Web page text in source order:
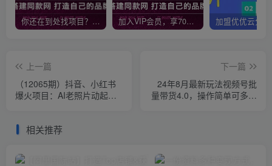
你还在到处找项目？还在当韭菜？我靠网创资源站一个月收入5万+，曾经我也是个失败者。 加入VIP会员，享70%的推广提成，免费学习多种网上创业课程，菜鸟秒变大神！
上一篇
（12065期）抖音、小红书
爆火项目：AI老照片动起来
下一篇
24年8月最新玩法视频号批
量带货4.0，操作简单可多号
相关推荐